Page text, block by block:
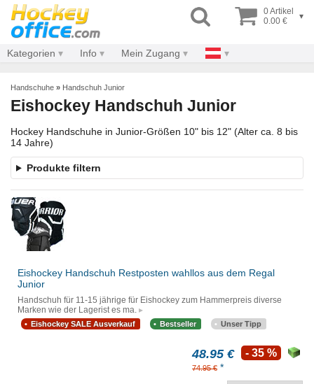
0 Artikel
0.00 €
▾
Kategorien Info Mein Zugang
Handschuhe » Handschuh Junior
Eishockey Handschuh Junior
Hockey Handschuhe in Junior-Größen 10" bis 12" (Alter ca. 8 bis
14 Jahre)
Produkte filtern
Eishockey Handschuh Restposten wahllos aus dem Regal
Junior
Handschuh für 11-15 jährige für Eishockey zum Hammerpreis diverse
Marken wie der Lagerist es ma.
Eishockey SALE Ausverkauf Bestseller Unser Tipp
48.95 €
74.95 € *
- 35 %